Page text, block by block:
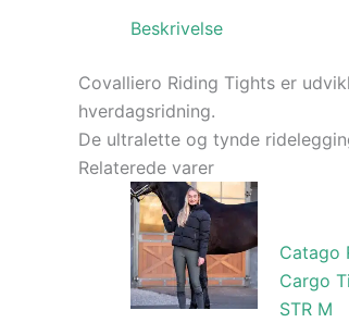
Beskrivelse
Covalliero Riding Tights er
hverdagsridning.
De ultralette og tynde
Relaterede varer
Catago
Cargo
STR M